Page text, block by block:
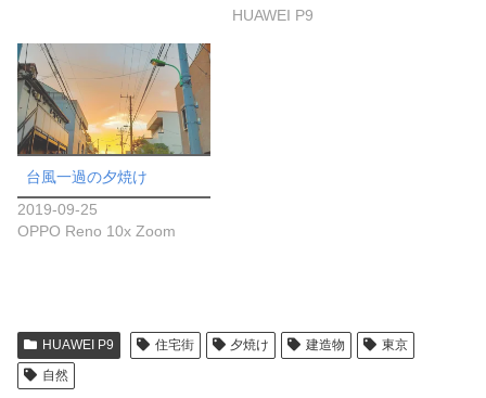
HUAWEI P9
台風一過の夕焼け
2019-09-25
OPPO Reno 10x Zoom
HUAWEI P9 住宅街 夕焼け 建造物
東京
自然